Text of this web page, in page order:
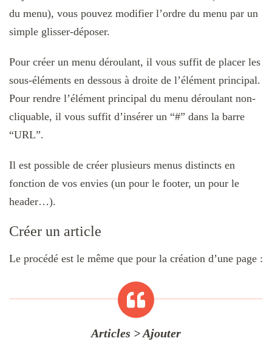
du menu), vous pouvez modifier l’ordre du menu par un
simple glisser-déposer.
Pour créer un menu déroulant, il vous suffit de placer les
sous-éléments en dessous à droite de l’élément principal.
Pour rendre l’élément principal du menu déroulant non-
cliquable, il vous suffit d’insérer un “#” dans la barre
“URL”.
Il est possible de créer plusieurs menus distincts en
fonction de vos envies (un pour le footer, un pour le
header…).
Créer un article
Le procédé est le même que pour la création d’une page :
Articles > Ajouter